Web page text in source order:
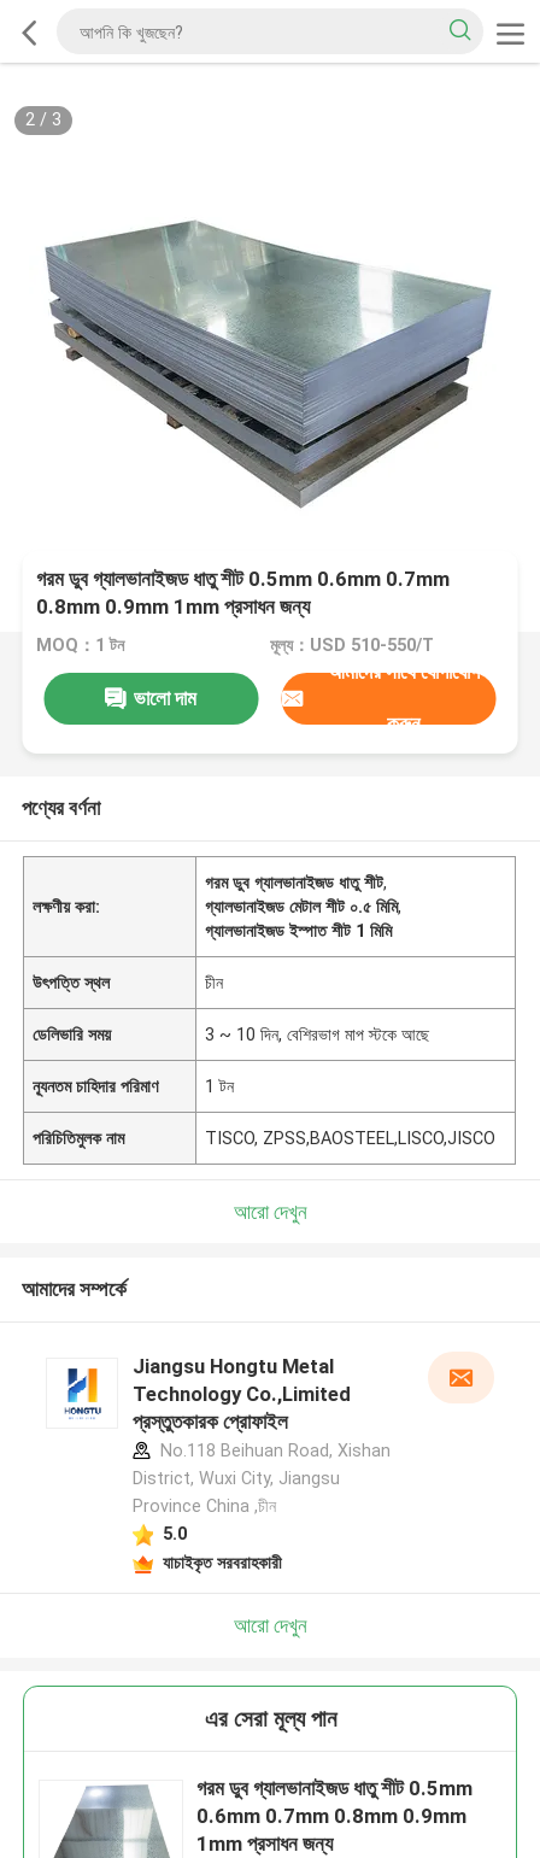
2/ 3
গরম ডুব গ্যালভানাইজড ধাতু শীট 0.5mm 0.6mm 0.7mm
0.8mm 0.9mm 1mm প্রসাধন জন্য
MOQ：1 টন মূল্য：USD 510-550/T
ভালো দাম
আমাদের সাথে যোগাযোগ
করুন
পণ্যের বর্ণনা
লক্ষণীয় করা:
গরম ডুব গ্যালভানাইজড ধাতু শীট,
গ্যালভানাইজড মেটাল শীট ০.৫ মিমি,
গ্যালভানাইজড ইস্পাত শীট 1 মিমি
উৎপত্তি স্থল চীন
ডেলিভারি সময় 3 ~ 10 দিন, বেশিরভাগ মাপ স্টকে আছে
ন্যূনতম চাহিদার পরিমাণ 1 টন
পরিচিতিমুলক নাম TISCO, ZPSS,BAOSTEEL,LISCO,JISCO
আরো দেখুন
আমাদের সম্পর্কে
Jiangsu Hongtu Metal
Technology Co.,Limited
প্রস্তুতকারক প্রোফাইল
No.118 Beihuan Road, Xishan
District, Wuxi City, Jiangsu
Province China ,চীন
5.0
যাচাইকৃত সরবরাহকারী
আরো দেখুন
এর সেরা মূল্য পান
গরম ডুব গ্যালভানাইজড ধাতু শীট 0.5mm
0.6mm 0.7mm 0.8mm 0.9mm
1mm প্রসাধন জন্য